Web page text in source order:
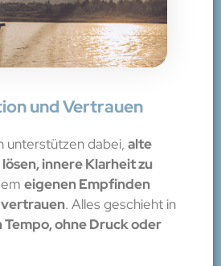
und Vertrauen
unterstützen dabei, alte
innere Klarheit zu
eigenen Empfinden
. Alles geschieht in
Tempo, ohne Druck oder